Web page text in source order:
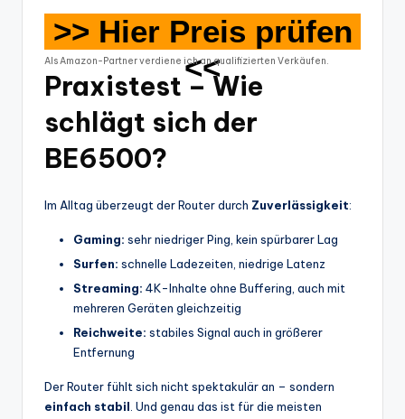
>> Hier Preis prüfen
<<
Als Amazon-Partner verdiene ich an qualifizierten Verkäufen.
Praxistest – Wie
schlägt sich der
BE6500?
Im Alltag überzeugt der Router durch Zuverlässigkeit:
Gaming: sehr niedriger Ping, kein spürbarer Lag
Surfen: schnelle Ladezeiten, niedrige Latenz
Streaming: 4K-Inhalte ohne Buffering, auch mit
mehreren Geräten gleichzeitig
Reichweite: stabiles Signal auch in größerer
Entfernung
Der Router fühlt sich nicht spektakulär an – sondern
einfach stabil. Und genau das ist für die meisten